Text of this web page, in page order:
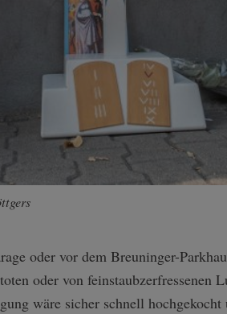
oder vor dem Breuninger-
oder von feinstaubzerfressenen
wäre sicher schnell